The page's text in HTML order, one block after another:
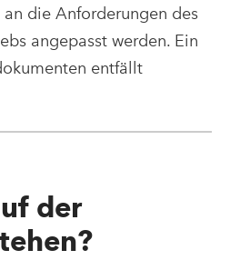
die Anforderungen des
angepasst werden. Ein
entfällt
der